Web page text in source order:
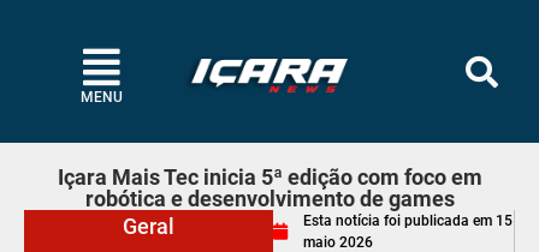
MENU
Içara Mais Tec inicia 5ª edição com foco em
robótica e desenvolvimento de games
Geral
Esta notícia foi publicada em 15
maio 2026